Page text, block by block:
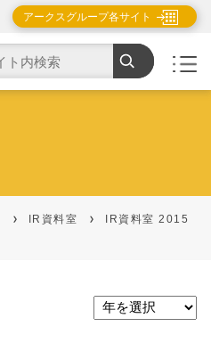
アークスグループ各サイト
IR資料室
IR資料室 2015